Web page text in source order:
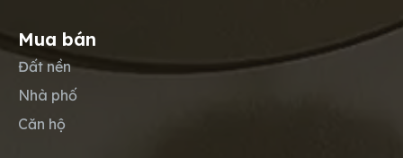
Mua bán
Đất nền
Nhà phố
Căn hộ